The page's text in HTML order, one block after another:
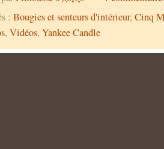
: Bougies et senteurs d'intérieur, Cinq
, Vidéos, Yankee Candle